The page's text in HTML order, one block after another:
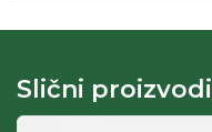
Slični proizvodi